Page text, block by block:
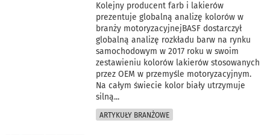
Kolejny producent farb i lakierów
prezentuje globalną analizę kolorów w
branży motoryzacyjnejBASF dostarczył
globalną analizę rozkładu barw na rynku
samochodowym w 2017 roku w swoim
zestawieniu kolorów lakierów stosowanych
przez OEM w przemyśle motoryzacyjnym.
Na całym świecie kolor biały utrzymuje
silną...
ARTYKUŁY BRANŻOWE